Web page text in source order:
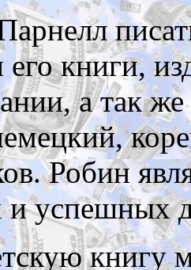
его книги,
а так
Робин
и успешных
книгу